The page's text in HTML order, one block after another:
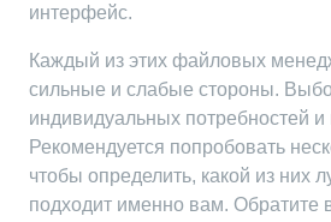
интерфейс.
Каждый из этих файловых
сильные и слабые стороны.
индивидуальных потребностей и
Рекомендуется попробовать
чтобы определить, какой из них
подходит именно вам. Обратите